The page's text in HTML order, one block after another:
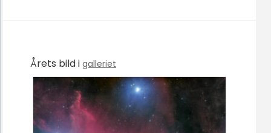
Årets bild i galleriet